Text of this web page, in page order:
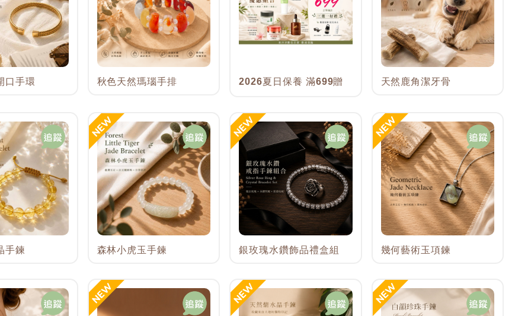
口手環 秋色天然瑪瑙手排
2026夏日保養 滿699贈
天然鹿角潔牙骨
手鍊 森林小虎玉手鍊 銀玫瑰水鑽飾品禮盒組 幾何藝術玉項鍊